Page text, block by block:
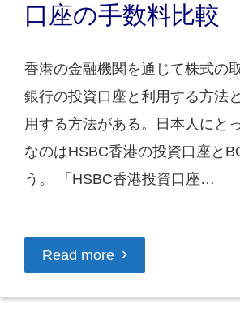
口座の手数料比較
香港の金融機関を通じて株式の
銀行の投資口座と利用する方法
用する方法がある。日本人にと
なのはHSBC香港の投資口座と
う。 「HSBC香港投資口座…
Read more